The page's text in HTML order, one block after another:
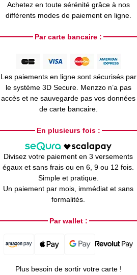
Achetez en toute sérénité grâce à nos
différents modes de paiement en ligne.
Par carte bancaire :
Les paiements en ligne sont sécurisés par
le système 3D Secure. Menzzo n’a pas
accès et ne sauvegarde pas vos données
de carte bancaire.
En plusieurs fois :
Divisez votre paiement en 3 versements
égaux et sans frais ou en 6, 9 ou 12 fois.
Simple et pratique.
Un paiement par mois, immédiat et sans
formalités.
Par wallet :
Plus besoin de sortir votre carte !